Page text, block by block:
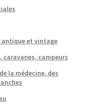
antique et vintage
caravanes, campeurs
la médecine, des